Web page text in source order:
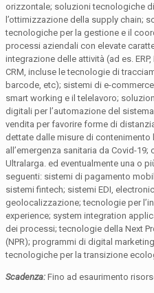
orizzontale; soluzioni tecnologiche
l’ottimizzazione della supply chain;
tecnologiche per la gestione e il
processi aziendali con elevate
integrazione delle attività (ad es. ERP,
CRM, incluse le tecnologie di
barcode, etc); sistemi di e-
smart working e il telelavoro;
digitali per l’automazione del
vendita per favorire forme di
dettate dalle misure di contenimento
all’emergenza sanitaria da Covid-19;
Ultralarga. ed eventualmente una o
seguenti: sistemi di pagamento
sistemi fintech; sistemi EDI,
geolocalizzazione; tecnologie per
experience; system integration
dei processi; tecnologie della Next
(NPR); programmi di digital
tecnologiche per la transizione
Scadenza: Fino ad esaurimento